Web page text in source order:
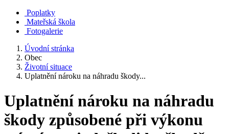
Poplatky
Mateřská škola
Fotogalerie
Úvodní stránka
Obec
Životní situace
Uplatnění nároku na náhradu škody...
Uplatnění nároku na náhradu
škody způsobené při výkonu